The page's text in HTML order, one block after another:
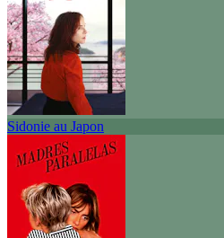
Sidonie au Japon